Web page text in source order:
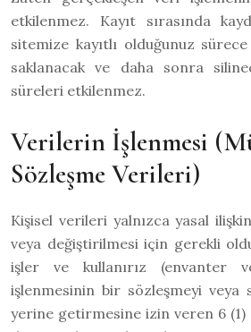
etkilenmez. Kayıt sırasında
sitemize kayıtlı olduğunuz
saklanacak ve daha sonra
süreleri etkilenmez.
Verilerin İşlenmesi
Sözleşme Verileri)
Kişisel verileri yalnızca yasal
veya değiştirilmesi için gerekli
işler ve kullanırız (envanter
işlenmesinin bir sözleşmeyi veya
yerine getirmesine izin veren 6 (1)